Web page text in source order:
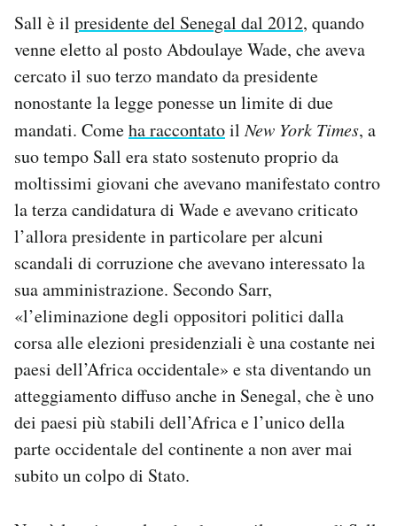
Sall è il presidente del Senegal dal 2012, quando
venne eletto al posto Abdoulaye Wade, che aveva
cercato il suo terzo mandato da presidente
nonostante la legge ponesse un limite di due
mandati. Comeha raccontatoilNew York Times, a
suo tempo Sall era stato sostenuto proprio da
moltissimi giovani che avevano manifestato contro
la terza candidatura di Wade e avevano criticato
l’allora presidente in particolare per alcuni
scandali di corruzione che avevano interessato la
sua amministrazione. Secondo Sarr,
«l’eliminazione degli oppositori politici dalla
corsa alle elezioni presidenziali è una costante nei
paesi dell’Africa occidentale» e sta diventando un
atteggiamento diffuso anche in Senegal, che è uno
dei paesi più stabili dell’Africa e l’unico della
parte occidentale del continente a non aver mai
subito un colpo di Stato.